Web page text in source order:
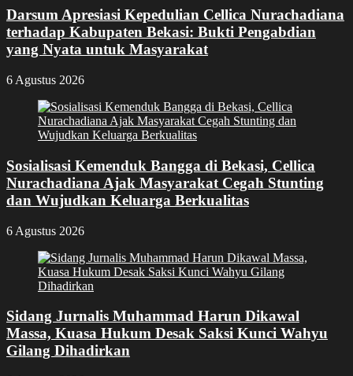
Darsum Apresiasi Kepedulian Cellica Nurachadiana
terhadap Kabupaten Bekasi: Bukti Pengabdian
yang Nyata untuk Masyarakat
6 Agustus 2026
Sosialisasi Kemenduk Bangga di Bekasi, Cellica
Nurachadiana Ajak Masyarakat Cegah Stunting
dan Wujudkan Keluarga Berkualitas
6 Agustus 2026
Sidang Jurnalis Muhammad Harun Dikawal
Massa, Kuasa Hukum Desak Saksi Kunci Wahyu
Gilang Dihadirkan